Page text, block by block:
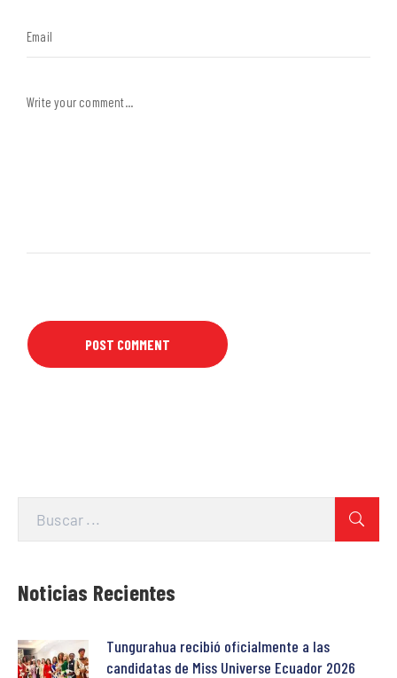
Noticias Recientes
Tungurahua recibió oficialmente a las
candidatas de Miss Universe Ecuador 2026